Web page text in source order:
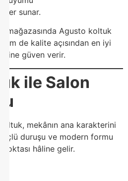
sunar.
mağazasında Agusto koltuk
de kalite açısından en iyi
güven verir.
ile Salon
mekânın ana karakterini
duruşu ve modern formu
noktası hâline gelir.